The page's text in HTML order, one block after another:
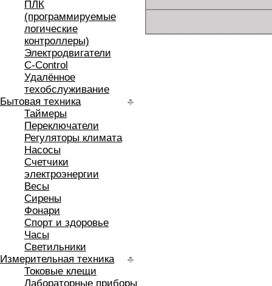
ПЛК
(программируемые
логические
контроллеры)
Электродвигатели
C-Control
Удалённое
техобслуживание
Бытовая техника
Таймеры
Переключатели
Регуляторы климата
Насосы
Счетчики
электроэнергии
Весы
Сирены
Фонари
Спорт и здоровье
Часы
Светильники
Измерительная техника
Токовые клещи
Лабораторные приборы